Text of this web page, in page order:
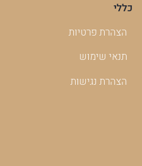
כללי
הצהרת פרטיות
תנאי שימוש
הצהרת נגישות